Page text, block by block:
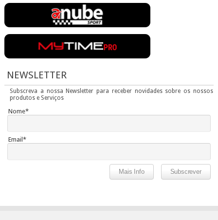
NEWSLETTER
Subscreva a nossa Newsletter para receber novidades sobre os nossos
produtos e Serviços
Nome*
Email*